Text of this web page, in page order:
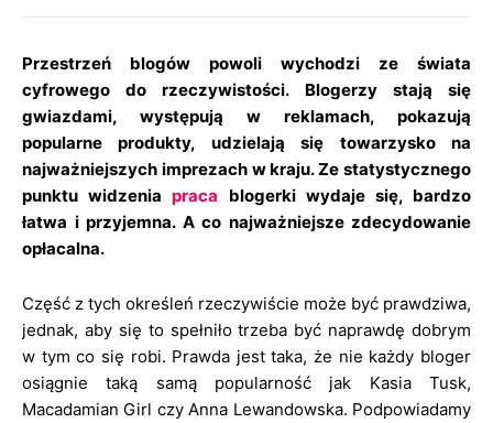
Przestrzeń blogów powoli wychodzi ze świata
cyfrowego do rzeczywistości. Blogerzy stają się
gwiazdami, występują w reklamach, pokazują
popularne produkty, udzielają się towarzysko na
najważniejszych imprezach w kraju. Ze statystycznego
punktu widzeniapraca blogerki wydaje się, bardzo
łatwa i przyjemna. A co najważniejsze zdecydowanie
opłacalna.
Część z tych określeń rzeczywiście może być prawdziwa,
jednak, aby się to spełniło trzeba być naprawdę dobrym
w tym co się robi. Prawda jest taka, że nie każdy bloger
osiągnie taką samą popularność jak Kasia Tusk,
Macadamian Girl czy Anna Lewandowska. Podpowiadamy